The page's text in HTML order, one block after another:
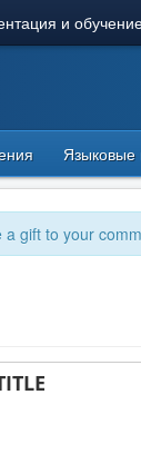
и
Языковые
gift to your